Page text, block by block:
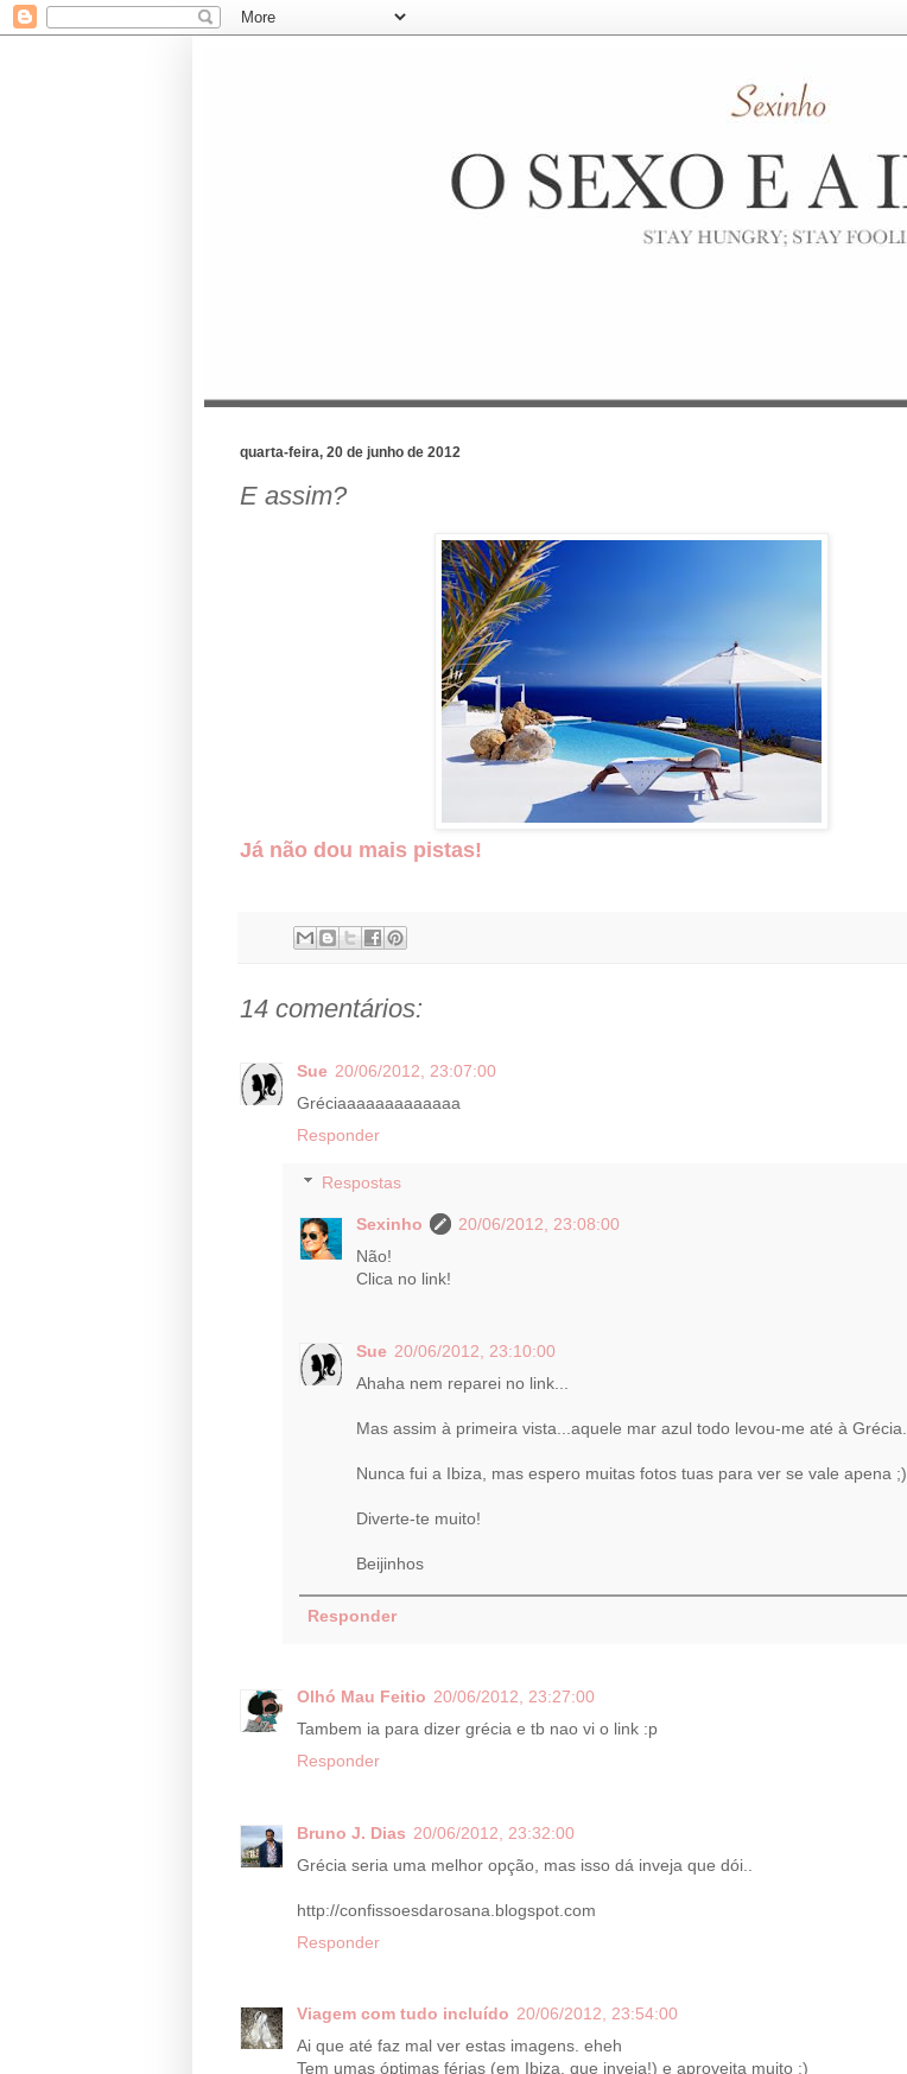
quarta-feira, 20 de junho de 2012
E assim?
Já não dou mais pistas!
14 comentários:
Sue 20/06/2012, 23:07:00
Gréciaaaaaaaaaaaaa
Responder
Respostas
Sexinho
20/06/2012, 23:08:00
Não!
Clica no link!
Sue 20/06/2012, 23:10:00
Ahaha nem reparei no link...
Mas assim à primeira vista...aquele mar azul todo levou-me até à Grécia.
Nunca fui a Ibiza, mas espero muitas fotos tuas para ver se vale apena ;)
Diverte-te muito!
Beijinhos
Responder
Olhó Mau Feitio 20/06/2012, 23:27:00
Tambem ia para dizer grécia e tb nao vi o link :p
Responder
Bruno J. Dias 20/06/2012, 23:32:00
Grécia seria uma melhor opção, mas isso dá inveja que dói..
http://confissoesdarosana.blogspot.com
Responder
Viagem com tudo incluído 20/06/2012, 23:54:00
Ai que até faz mal ver estas imagens. eheh
Tem umas óptimas férias (em Ibiza, que inveja!) e aproveita muito :)